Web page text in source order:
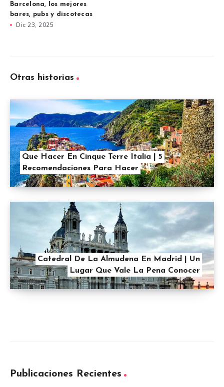
Barcelona, los mejores
bares, pubs y discotecas
Dic 23, 2025
Otras historias
Que Hacer En Cinque Terre Italia | 5
Recomendaciones Para Hacer
Catedral De La Almudena En Madrid | Un
Lugar Que Vale La Pena Conocer
Publicaciones Recientes